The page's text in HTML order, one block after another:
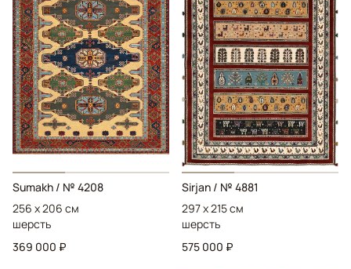
Sumakh / № 4208
256 x 206 см
шерсть
369 000 ₽
Sirjan / № 4881
297 x 215 см
шерсть
575 000 ₽